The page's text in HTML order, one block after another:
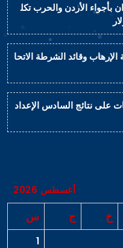
بأجواء الأردن والحرب تكل
وقائد الشرطة الاتحا
على نتائج السادس الإعداد
أغسطس 2026
خ ج س
1